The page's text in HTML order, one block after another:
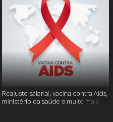
Reajuste salarial, vacina contra Aids,
ministério da saúde e muito mais